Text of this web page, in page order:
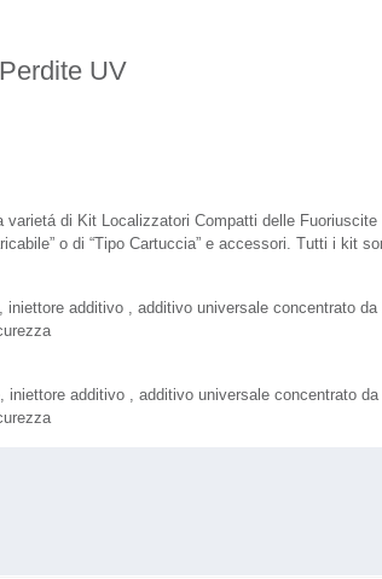
UV
di Kit Localizzatori Compatti delle Fuoriuscite
o di “Tipo Cartuccia” e accessori. Tutti i kit
additivo , additivo universale concentrato da
additivo , additivo universale concentrato da